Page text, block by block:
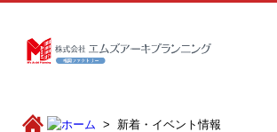
新着・イベント情報